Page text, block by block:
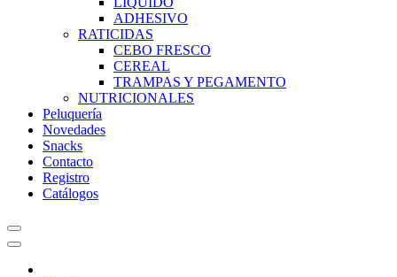
ADHESIVO
RATICIDAS
CEBO FRESCO
CEREAL
TRAMPAS Y PEGAMENTO
NUTRICIONALES
Peluquería
Novedades
Snacks
Contacto
Registro
Catálogos